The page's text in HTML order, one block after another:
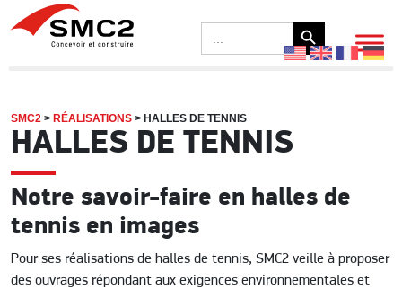
for:
Search Button
SMC2 > RÉALISATIONS > HALLES DE TENNIS
HALLES DE TENNIS
Notre savoir-faire en halles de
tennis en images
Pour ses réalisations de halles de tennis, SMC2 veille à proposer
des ouvrages répondant aux exigences environnementales et